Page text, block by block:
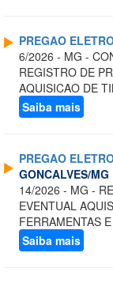
PREGAO
6/2026 - MG -
REGISTRO DE
AQUISICAO DE
Saiba mais
PREGAO
GONCALVES/MG
14/2026 - MG -
EVENTUAL
FERRAMENTAS
Saiba mais